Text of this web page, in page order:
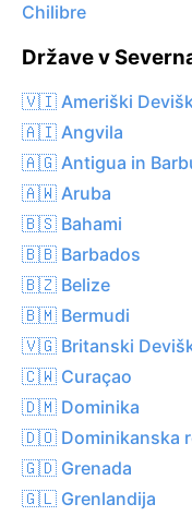
Chilibre
Države v
🇻🇮 Ameriški
🇦🇮 Angvila
🇦🇬 Antigua in
🇦🇼 Aruba
🇧🇸 Bahami
🇧🇧 Barbados
🇧🇿 Belize
🇧🇲 Bermudi
🇻🇬 Britanski
🇨🇼 Curaçao
🇩🇲 Dominika
🇩🇴 Dominikanska
🇬🇩 Grenada
🇬🇱 Grenlandija